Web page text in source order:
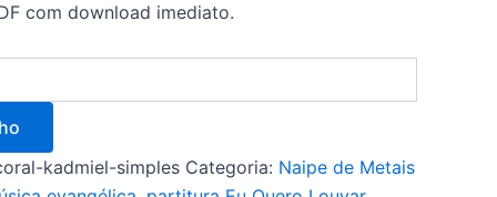
com download imediato.
kadmiel-simples Categoria: Naipe de Metais